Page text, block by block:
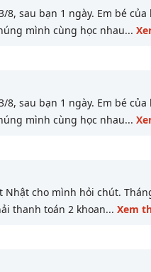
8, sau bạn 1 ngày. Em bé
mình cùng học nhau...
8, sau bạn 1 ngày. Em bé
mình cùng học nhau...
Nhật cho mình hỏi chút.
thanh toán 2 khoan... Xem